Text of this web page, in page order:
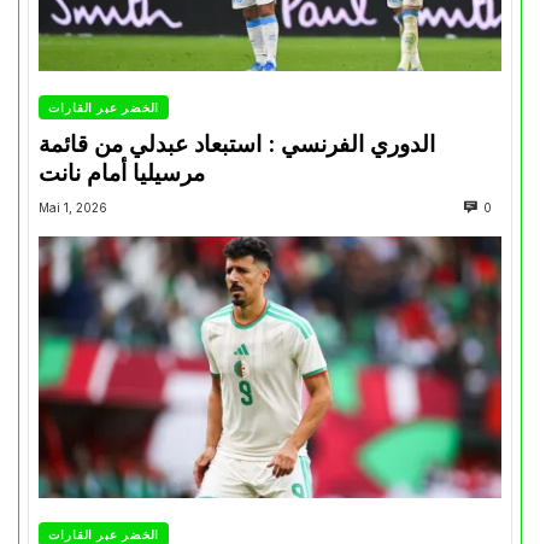
الخضر عبر القارات
الدوري الفرنسي : استبعاد عبدلي من قائمة
مرسيليا أمام نانت
Mai 1, 2026 0
الخضر عبر القارات